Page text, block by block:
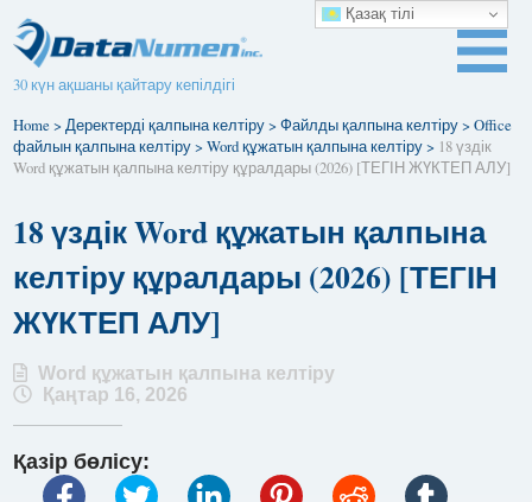
30 күн ақшаны қайтару кепілдігі
Home >Деректерді қалпына келтіру>Файлды қалпына келтіру>Office
файлын қалпына келтіру>Word құжатын қалпына келтіру> 18 үздік
Word құжатын қалпына келтіру құралдары (2026) [ТЕГІН ЖҮКТЕП АЛУ]
18 үздік Word құжатын қалпына
келтіру құралдары (2026) [ТЕГІН
ЖҮКТЕП АЛУ]
Word құжатын қалпына келтіру
Қаңтар 16, 2026
Қазір бөлісу:
Қазақ тілі